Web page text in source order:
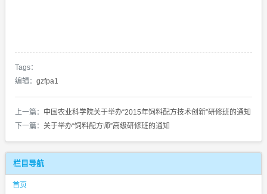
Tags：
编辑： gzfpa1
上一篇： 中国农业科学院关于举办“2015年饲料配方技术创新”研修班的通知
下一篇： 关于举办“饲料配方师”高级研修班的通知
栏目导航
首页